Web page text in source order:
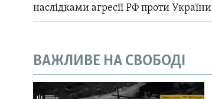
наслідками агресії РФ проти України
ВАЖЛИВЕ НА СВОБОДІ